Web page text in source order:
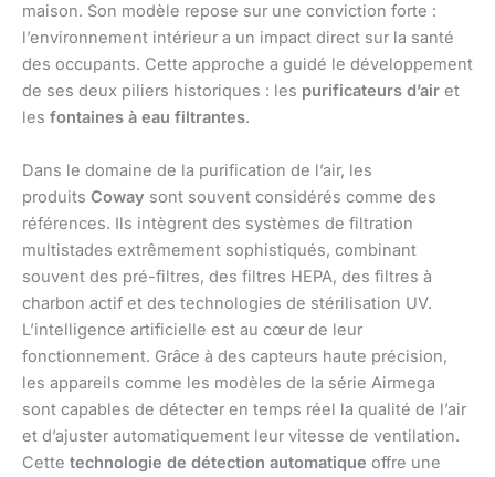
maison. Son modèle repose sur une conviction forte :
l’environnement intérieur a un impact direct sur la santé
des occupants. Cette approche a guidé le développement
de ses deux piliers historiques : les purificateurs d’air et
les fontaines à eau filtrantes.
Dans le domaine de la purification de l’air, les
produits Coway sont souvent considérés comme des
références. Ils intègrent des systèmes de filtration
multistades extrêmement sophistiqués, combinant
souvent des pré-filtres, des filtres HEPA, des filtres à
charbon actif et des technologies de stérilisation UV.
L’intelligence artificielle est au cœur de leur
fonctionnement. Grâce à des capteurs haute précision,
les appareils comme les modèles de la série Airmega
sont capables de détecter en temps réel la qualité de l’air
et d’ajuster automatiquement leur vitesse de ventilation.
Cette technologie de détection automatique offre une